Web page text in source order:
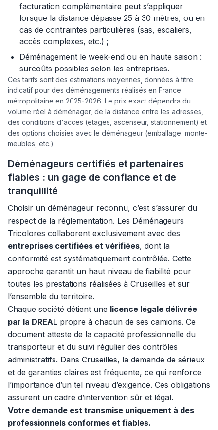
facturation complémentaire peut s’appliquer
lorsque la distance dépasse 25 à 30 mètres, ou en
cas de contraintes particulières (sas, escaliers,
accès complexes, etc.) ;
Déménagement le week-end ou en haute saison :
surcoûts possibles selon les entreprises.
Ces tarifs sont des estimations moyennes, données à titre
indicatif pour des déménagements réalisés en France
métropolitaine en 2025-2026. Le prix exact dépendra du
volume réel à déménager, de la distance entre les adresses,
des conditions d'accés (étages, ascenseur, stationnement) et
des options choisies avec le déménageur (emballage, monte-
meubles, etc.).
Déménageurs certifiés et partenaires
fiables : un gage de confiance et de
tranquillité
Choisir un déménageur reconnu, c’est s’assurer du
respect de la réglementation. Les Déménageurs
Tricolores collaborent exclusivement avec des
entreprises certifiées et vérifiées, dont la
conformité est systématiquement contrôlée. Cette
approche garantit un haut niveau de fiabilité pour
toutes les prestations réalisées à Cruseilles et sur
l’ensemble du territoire.
Chaque société détient une licence légale délivrée
par la DREAL propre à chacun de ses camions. Ce
document atteste de la capacité professionnelle du
transporteur et du suivi régulier des contrôles
administratifs. Dans Cruseilles, la demande de sérieux
et de garanties claires est fréquente, ce qui renforce
l’importance d’un tel niveau d’exigence. Ces obligations
assurent un cadre d’intervention sûr et légal.
Votre demande est transmise uniquement à des
professionnels conformes et fiables.